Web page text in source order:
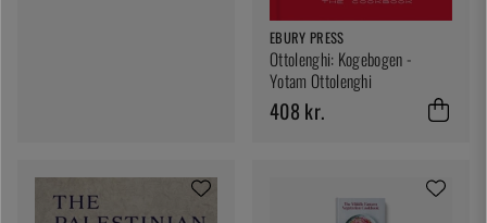
EBURY PRESS
Ottolenghi: Kogebogen -
Yotam Ottolenghi
408 kr.